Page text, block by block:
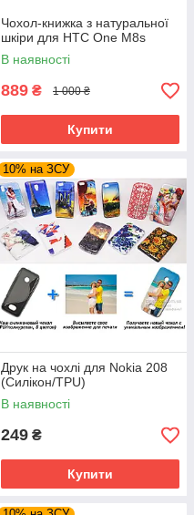
Чохол-книжка з натуральної
шкіри для HTC One M8s
В наявності
889 ₴ 1 000 ₴
Купити
10% на ЗСУ
Друк на чохлі для Nokia 208
(Силікон/TPU)
В наявності
249 ₴
Купити